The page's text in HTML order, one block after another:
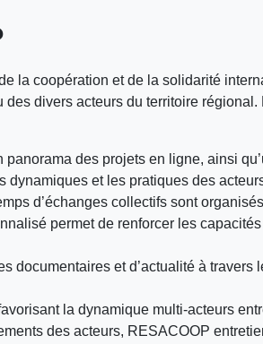
la coopération et de la solidarité
divers acteurs du territoire
panorama des projets en ligne, ainsi
dynamiques et les pratiques des
d’échanges collectifs sont
permet de renforcer les
documentaires et d’actualité à travers
la dynamique multi-acteurs
des acteurs, RESACOOP